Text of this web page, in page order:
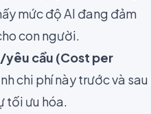
mức độ AI đang đảm
con người.
cầu (Cost per
chi phí này trước và sau
tối ưu hóa.